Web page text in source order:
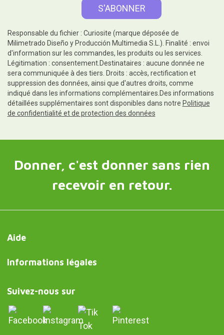
Responsable du fichier : Curiosite (marque déposée de
Milimetrado Diseño y Producción Multimedia S.L.). Finalité : envoi
d'information sur les commandes, les produits ou les services.
Légitimation : consentement.Destinataires : aucune donnée ne
sera communiquée à des tiers. Droits : accès, rectification et
suppression des données, ainsi que d'autres droits, comme
indiqué dans les informations complémentaires.Des informations
détaillées supplémentaires sont disponibles dans notre Politique
de confidentialité et de protection des données
Donner, c'est donner sans rien
recevoir en retour.
Aide
Informations légales
Suivez-nous sur